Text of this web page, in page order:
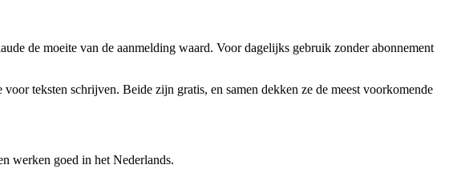
de moeite van de aanmelding waard. Voor dagelijks gebruik zonder abonnement
teksten schrijven. Beide zijn gratis, en samen dekken ze de meest voorkomende
werken goed in het Nederlands.